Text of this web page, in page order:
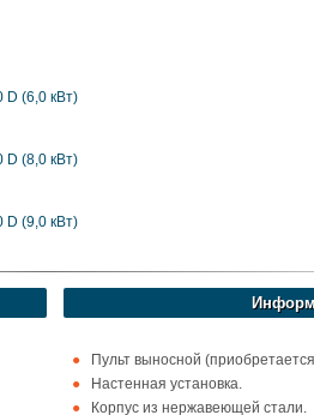
D (6,0 кВт)
D (8,0 кВт)
D (9,0 кВт)
Пульт выносной
Настенная установка.
Корпус из нержавеющей стали.